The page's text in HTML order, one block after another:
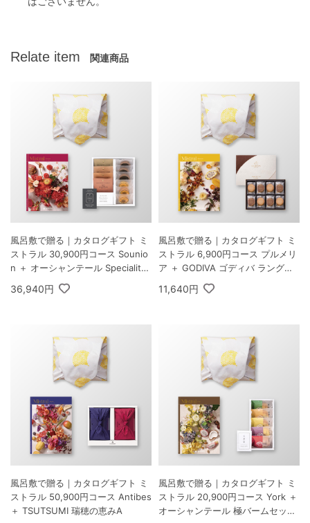
Relate item 関連商品
風呂敷で贈る｜カタログギフト ミ
ストラル 30,900円コース Sounio
n ＋ オーシャンテール Speciality
Coffee＆バームセット A
36,940円
風呂敷で贈る｜カタログギフト ミ
ストラル 6,900円コース プルメリ
ア ＋ GODIVA ゴディバ ラングド
シャクッキーアソートメント 30枚
入
11,640円
風呂敷で贈る｜カタログギフト ミ
ストラル 50,900円コース Antibes
＋ TSUTSUMI 瑞穂の恵みA
風呂敷で贈る｜カタログギフト ミ
ストラル 20,900円コース York ＋
オーシャンテール 極バームセット